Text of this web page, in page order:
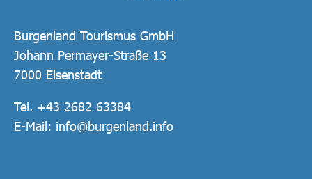
Burgenland Tourismus GmbH
Johann Permayer-Straße 13
7000 Eisenstadt
Tel. +43 2682 63384
E-Mail: info@burgenland.info